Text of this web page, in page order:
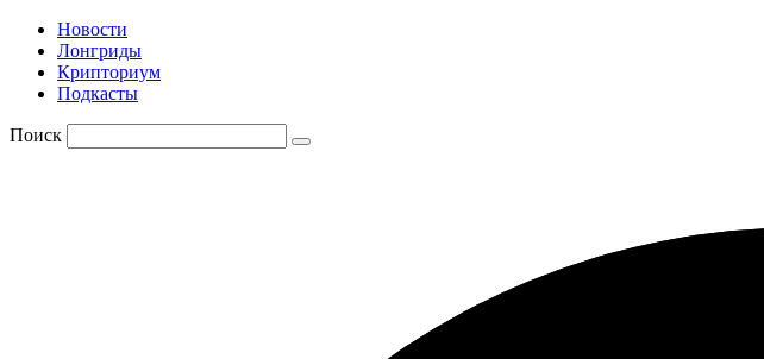
Новости
Лонгриды
Крипториум
Подкасты
Поиск